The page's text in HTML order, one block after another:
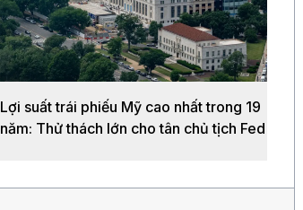
Lợi suất trái phiếu Mỹ cao nhất trong 19
năm: Thử thách lớn cho tân chủ tịch Fed